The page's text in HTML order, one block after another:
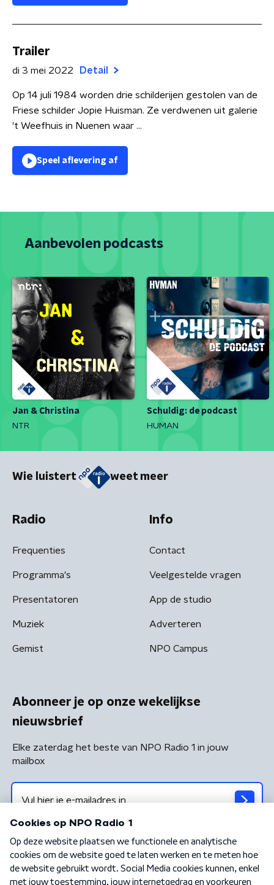
Trailer
di 3 mei 2022 Detail
Op 14 juli 1984 worden drie schilderijen gestolen van de
Friese schilder Jopie Huisman. Ze verdwenen uit galerie
't Weefhuis in Nuenen waar ...
Speel aflevering af
Aanbevolen podcasts
Jan & Christina
NTR
Schuldig: de podcast
HUMAN
Wie luistert weet meer
Radio
Frequenties
Programma's
Presentatoren
Muziek
Gemist
Info
Contact
Veelgestelde vragen
App de studio
Adverteren
NPO Campus
Abonneer je op onze wekelijkse
nieuwsbrief
Elke zaterdag het beste van NPO Radio 1 in jouw
mailbox
Algemene voorwaarden